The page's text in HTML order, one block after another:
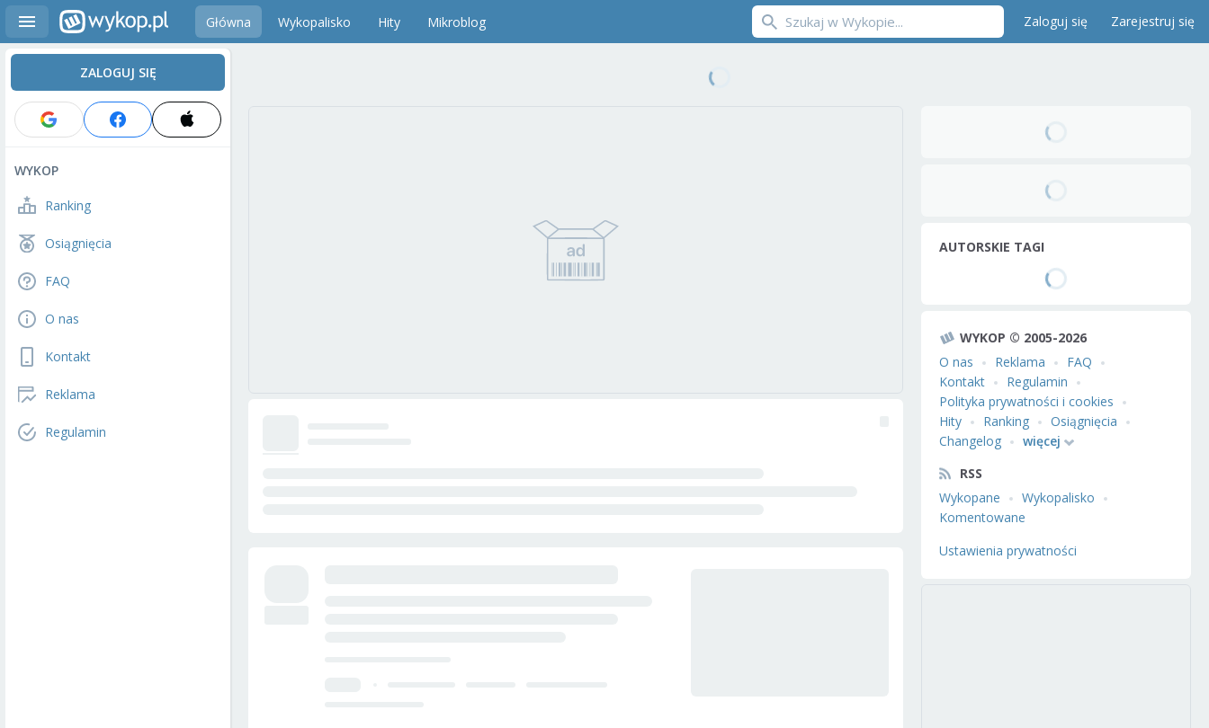
Główna Wykopalisko Hity Mikroblog Zaloguj się Zarejestruj się
ZALOGUJ SIĘ
WYKOP
Ranking
Osiągnięcia
FAQ
O nas
Kontakt
Reklama
Regulamin
AUTORSKIE TAGI
WYKOP © 2005-2026
O nas
Reklama
FAQ
Kontakt
Regulamin
Polityka prywatności i cookies
Hity
Ranking
Osiągnięcia
Changelog
więcej
RSS
Wykopane
Wykopalisko
Komentowane
Ustawienia prywatności